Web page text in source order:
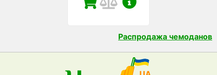
Распродажа чемоданов